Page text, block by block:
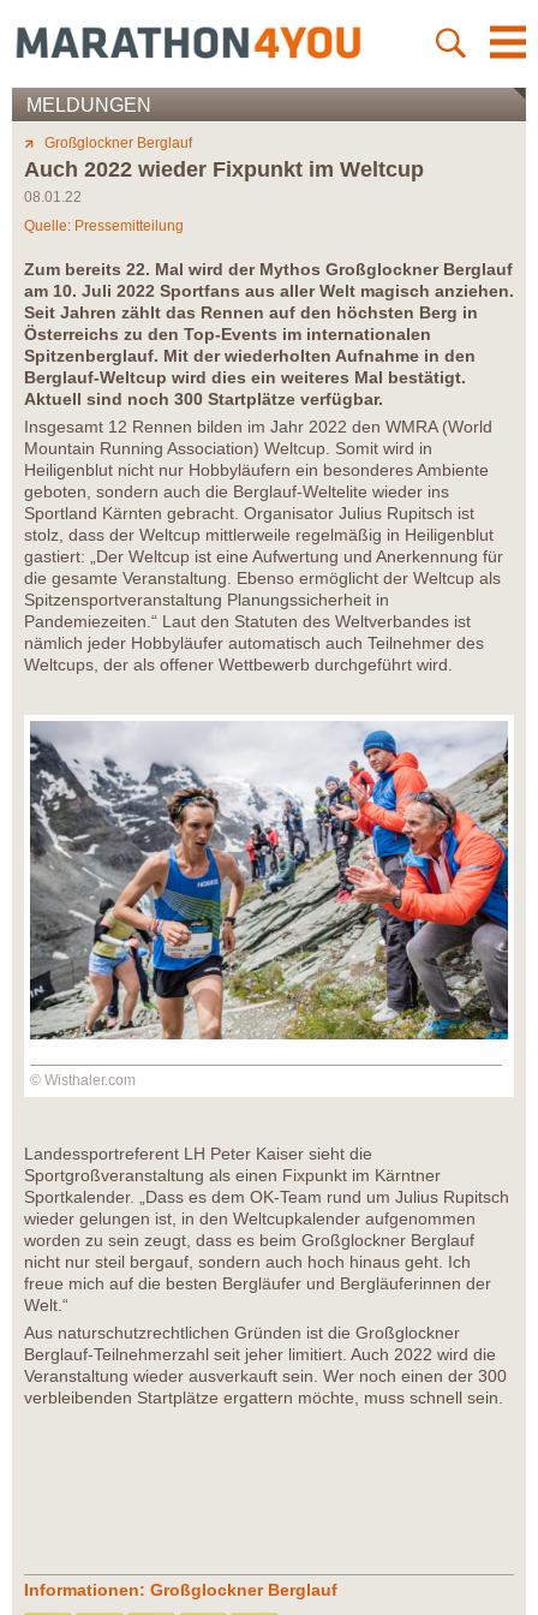
MELDUNGEN
Großglockner Berglauf
Auch 2022 wieder Fixpunkt im Weltcup
08.01.22
Quelle: Pressemitteilung
Zum bereits 22. Mal wird der Mythos Großglockner Berglauf
am 10. Juli 2022 Sportfans aus aller Welt magisch anziehen.
Seit Jahren zählt das Rennen auf den höchsten Berg in
Österreichs zu den Top-Events im internationalen
Spitzenberglauf. Mit der wiederholten Aufnahme in den
Berglauf-Weltcup wird dies ein weiteres Mal bestätigt.
Aktuell sind noch 300 Startplätze verfügbar.
Insgesamt 12 Rennen bilden im Jahr 2022 den WMRA (World
Mountain Running Association) Weltcup. Somit wird in
Heiligenblut nicht nur Hobbyläufern ein besonderes Ambiente
geboten, sondern auch die Berglauf-Weltelite wieder ins
Sportland Kärnten gebracht. Organisator Julius Rupitsch ist
stolz, dass der Weltcup mittlerweile regelmäßig in Heiligenblut
gastiert: „Der Weltcup ist eine Aufwertung und Anerkennung für
die gesamte Veranstaltung. Ebenso ermöglicht der Weltcup als
Spitzensportveranstaltung Planungssicherheit in
Pandemiezeiten.“ Laut den Statuten des Weltverbandes ist
nämlich jeder Hobbyläufer automatisch auch Teilnehmer des
Weltcups, der als offener Wettbewerb durchgeführt wird.
© Wisthaler.com
Landessportreferent LH Peter Kaiser sieht die
Sportgroßveranstaltung als einen Fixpunkt im Kärntner
Sportkalender. „Dass es dem OK-Team rund um Julius Rupitsch
wieder gelungen ist, in den Weltcupkalender aufgenommen
worden zu sein zeugt, dass es beim Großglockner Berglauf
nicht nur steil bergauf, sondern auch hoch hinaus geht. Ich
freue mich auf die besten Bergläufer und Bergläuferinnen der
Welt.“
Aus naturschutzrechtlichen Gründen ist die Großglockner
Berglauf-Teilnehmerzahl seit jeher limitiert. Auch 2022 wird die
Veranstaltung wieder ausverkauft sein. Wer noch einen der 300
verbleibenden Startplätze ergattern möchte, muss schnell sein.
Informationen: Großglockner Berglauf